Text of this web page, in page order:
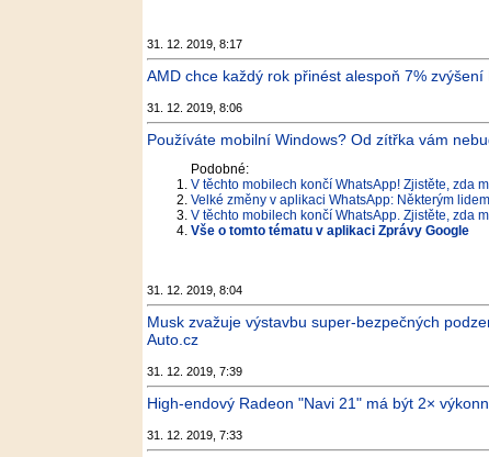
31. 12. 2019, 8:17
AMD chce každý rok přinést alespoň 7%
31. 12. 2019, 8:06
Používáte mobilní Windows? Od zítřka vám
Podobné:
V těchto mobilech končí WhatsApp! Zjistěte, zda
Velké změny v aplikaci WhatsApp: Některým
V těchto mobilech končí WhatsApp. Zjistěte, zda
Vše o tomto tématu v aplikaci Zprávy Google
31. 12. 2019, 8:04
Musk zvažuje výstavbu super-bezpečných
Auto.cz
31. 12. 2019, 7:39
High-endový Radeon "Navi 21" má být 2×
31. 12. 2019, 7:33